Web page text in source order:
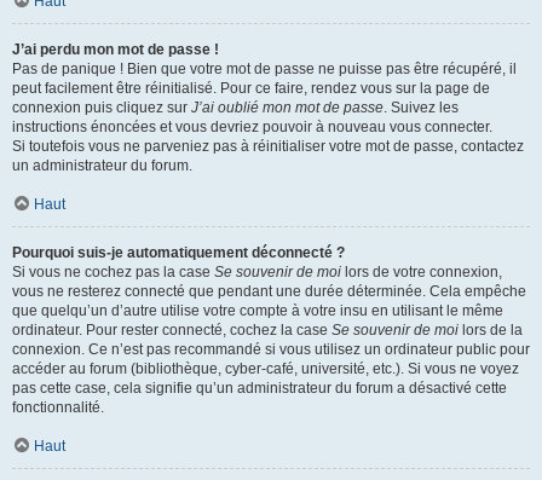
J’ai perdu mon mot de passe !
Pas de panique ! Bien que votre mot de passe ne puisse pas être récupéré, il
peut facilement être réinitialisé. Pour ce faire, rendez vous sur la page de
connexion puis cliquez sur J’ai oublié mon mot de passe. Suivez les
instructions énoncées et vous devriez pouvoir à nouveau vous connecter.
Si toutefois vous ne parveniez pas à réinitialiser votre mot de passe, contactez
un administrateur du forum.
Haut
Pourquoi suis-je automatiquement déconnecté ?
Si vous ne cochez pas la case Se souvenir de moi lors de votre connexion,
vous ne resterez connecté que pendant une durée déterminée. Cela empêche
que quelqu’un d’autre utilise votre compte à votre insu en utilisant le même
ordinateur. Pour rester connecté, cochez la case Se souvenir de moi lors de la
connexion. Ce n’est pas recommandé si vous utilisez un ordinateur public pour
accéder au forum (bibliothèque, cyber-café, université, etc.). Si vous ne voyez
pas cette case, cela signifie qu’un administrateur du forum a désactivé cette
fonctionnalité.
Haut